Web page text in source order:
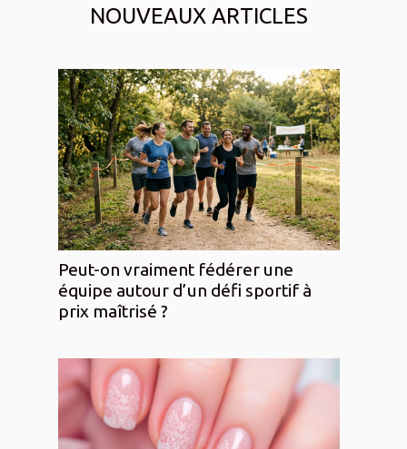
NOUVEAUX ARTICLES
Peut-on vraiment fédérer une
équipe autour d’un défi sportif à
prix maîtrisé ?